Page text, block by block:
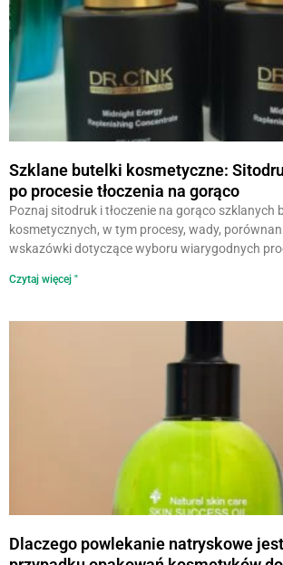
Szklane butelki kosmetyczne:
po procesie tłoczenia na gorąco
Poznaj sitodruk i tłoczenie na gorąco szklanych
kosmetycznych, w tym procesy, wady,
wskazówki dotyczące wyboru wiarygodnych
Czytaj więcej "
Dlaczego powlekanie natryskowe